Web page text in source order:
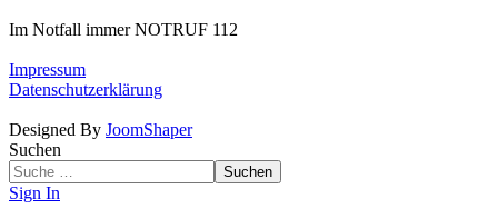
Im Notfall immer NOTRUF 112
Impressum
Datenschutzerklärung
Designed By JoomShaper
Suchen
Suchen
Sign In